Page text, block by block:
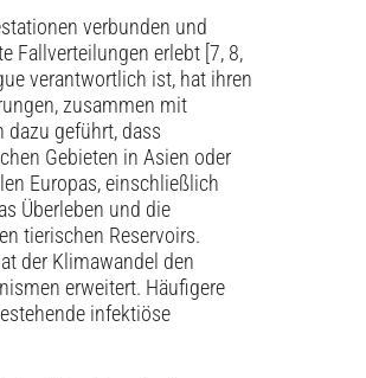
verbunden und
Fallverteilungen erlebt [7, 8,
verantwortlich ist, hat ihren
zusammen mit
dazu geführt, dass
Gebieten in Asien oder
Europas, einschließlich
Überleben und die
tierischen Reservoirs.
der Klimawandel den
erweitert. Häufigere
­infektiöse